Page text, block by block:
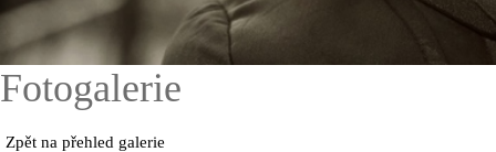
Fotogalerie
Zpět na přehled galerie